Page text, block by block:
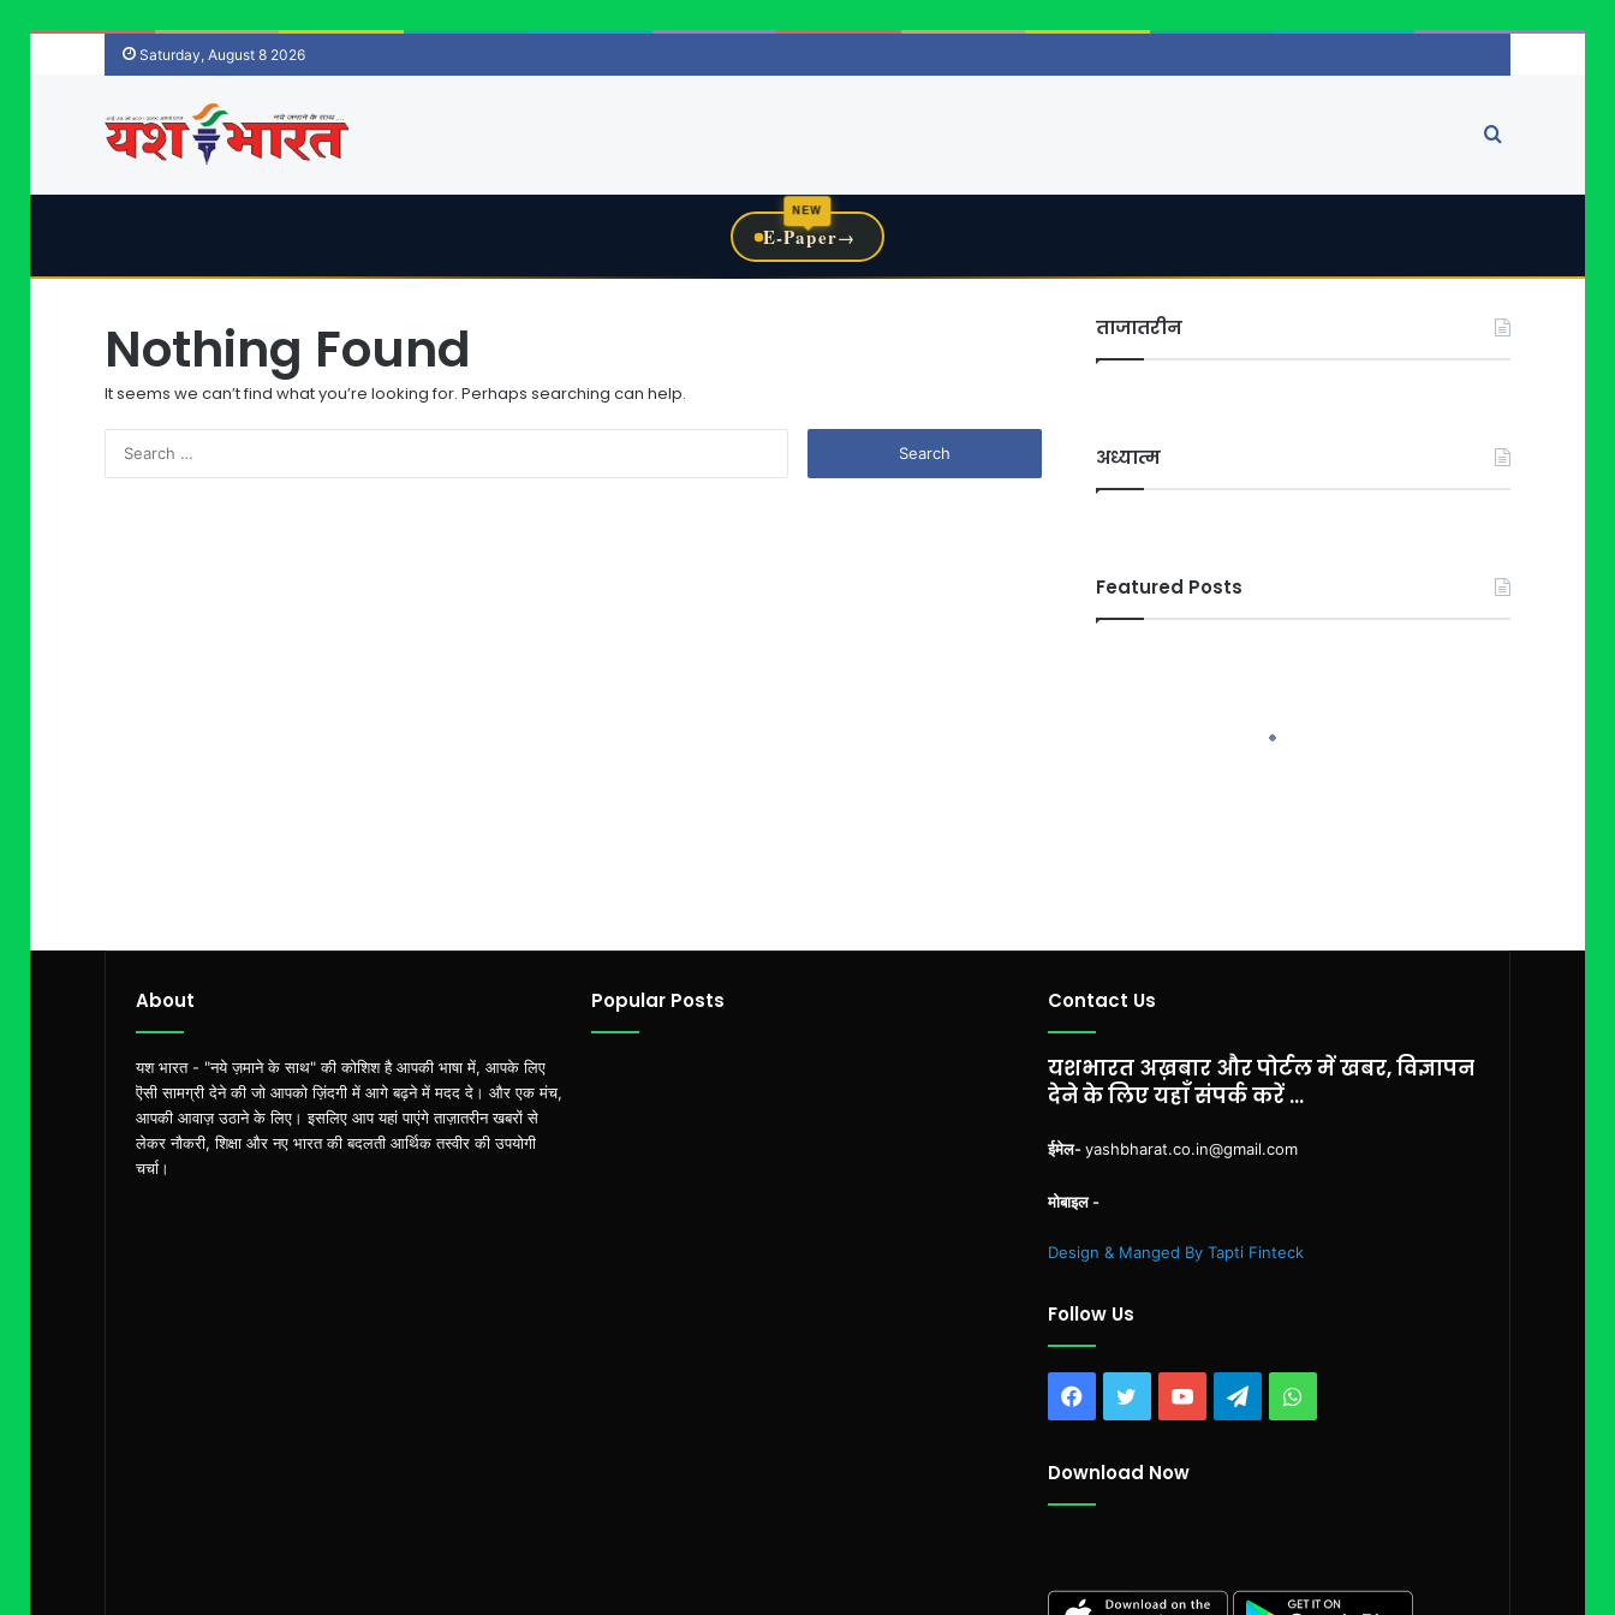
Saturday, August 8 2026
Search
NEW
E-Paper→
Nothing Found
It seems we can’t find what you’re looking for. Perhaps searching can help.
ताजातरीन
अध्यात्म
Featured Posts
About
यश भारत - "नये ज़माने के साथ" की कोशिश है आपकी भाषा में, आपके लिए
ऎसी सामग्री देने की जो आपको ज़िंदगी में आगे बढ़ने में मदद दे। और एक मंच,
आपकी आवाज़ उठाने के लिए। इसलिए आप यहां पाएंगे ताज़ातरीन खबरों से
लेकर नौकरी, शिक्षा और नए भारत की बदलती आर्थिक तस्वीर की उपयोगी
चर्चा।
Popular Posts Contact Us
यशभारत अख़बार और पोर्टल में खबर, विज्ञापन
देने के लिए यहाँ संपर्क करें ...
ईमेल-yashbharat.co.in@gmail.com
मोबाइल -
Design & Manged By Tapti Finteck
Follow Us
Facebook
TwitterYouTubeTelegramWhatsApp
Download Now